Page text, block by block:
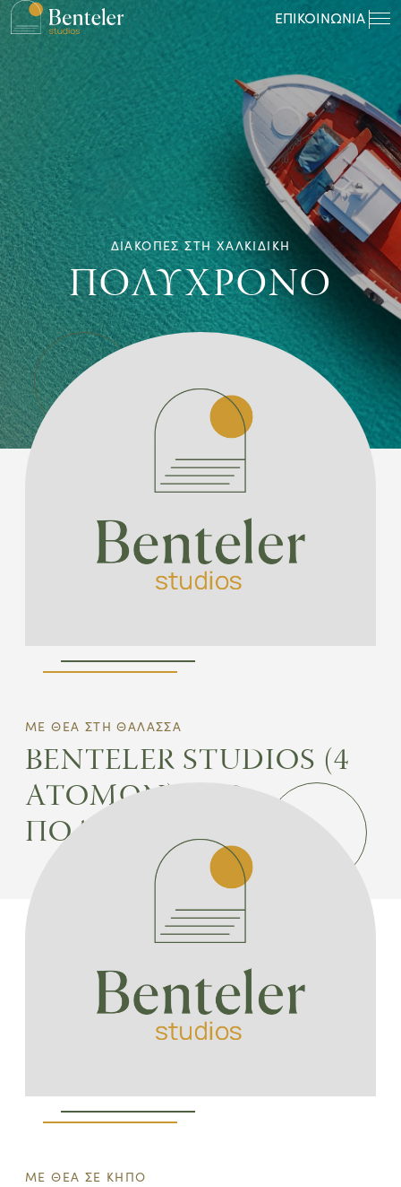
ΕΠΙΚΟΙΝΩΝΙΑ
ΔΙΑΚΟΠΕΣ ΣΤΗ ΧΑΛΚΙΔΙΚΗ
ΠΟΛΥΧΡΟΝΟ
ΜΕ ΘΕΑ ΣΤΗ ΘΑΛΑΣΣΑ
BENTELER STUDIOS (4
ΑΤΟΜΩΝ) ΣΤΟ
ΠΟΛΥΧΡΟΝΟ
ΔΕΙΤE ΤΟ STUDIO
ΜΕ ΘΕΑ ΣΕ ΚΗΠΟ